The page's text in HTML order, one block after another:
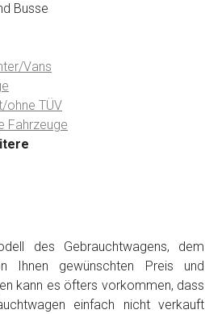
Busse
Vans
ohne TÜV
Fahrzeuge
des Gebrauchtwagens, dem
Ihnen gewünschten Preis und
kann es öfters vorkommen, dass
einfach nicht verkauft